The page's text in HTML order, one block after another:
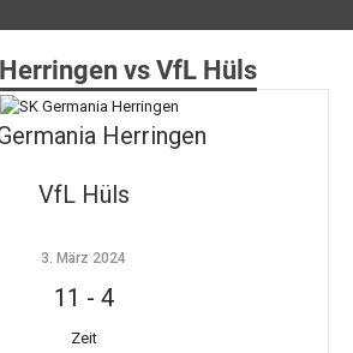
vs VfL Hüls
Herringen
VfL Hüls
3. März 2024
11 - 4
Zeit